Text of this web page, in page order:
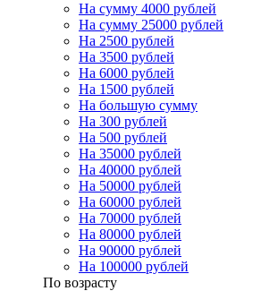
На сумму 4000 рублей
На сумму 25000 рублей
На 2500 рублей
На 3500 рублей
На 6000 рублей
На 1500 рублей
На большую сумму
На 300 рублей
На 500 рублей
На 35000 рублей
На 40000 рублей
На 50000 рублей
На 60000 рублей
На 70000 рублей
На 80000 рублей
На 90000 рублей
На 100000 рублей
По возрасту